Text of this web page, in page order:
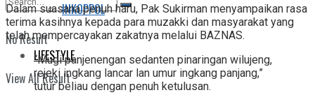
No Result
View All Result
INKOPPOL
LIFESTYLE
Dalam suasana penuh haru, Pak Sukirman menyampaikan rasa
terima kasihnya kepada para muzakki dan masyarakat yang
telah mempercayakan zakatnya melalui BAZNAS.
“Mugi panjenengan sedanten pinaringan wilujeng,
rejeki ingkang lancar lan umur ingkang panjang,”
tutur beliau dengan penuh ketulusan.